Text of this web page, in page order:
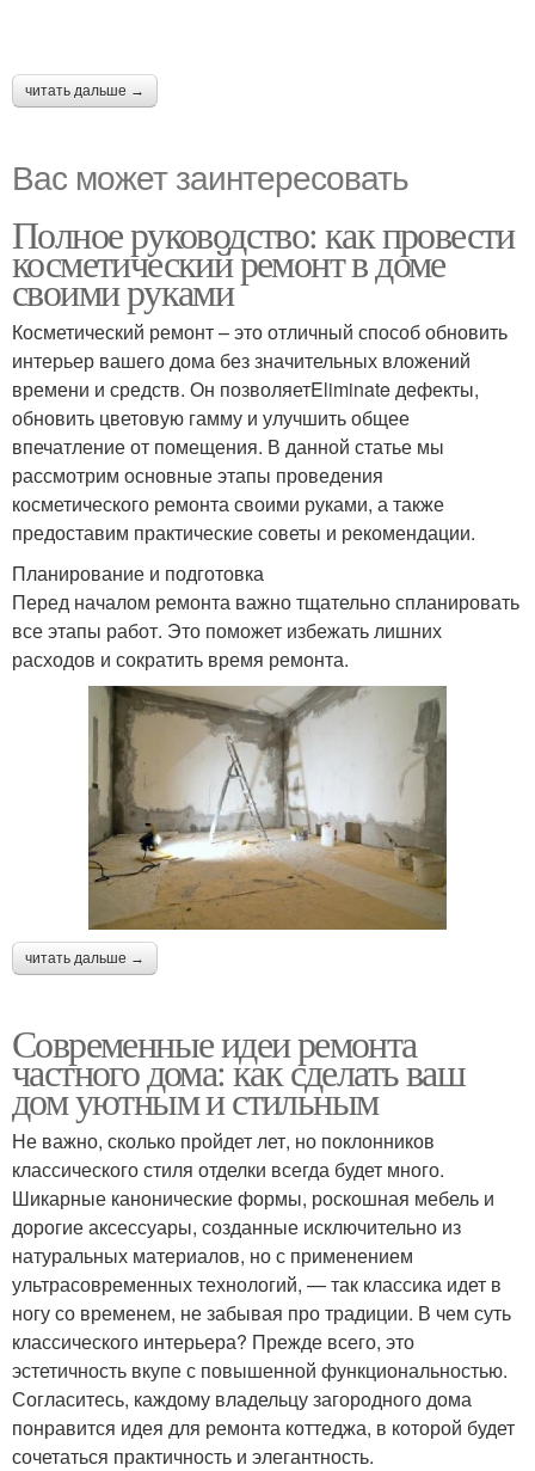
читать дальше →
Вас может заинтересовать
Полное руководство: как провести
косметический ремонт в доме
своими руками
Косметический ремонт – это отличный способ обновить
интерьер вашего дома без значительных вложений
времени и средств. Он позволяетEliminate дефекты,
обновить цветовую гамму и улучшить общее
впечатление от помещения. В данной статье мы
рассмотрим основные этапы проведения
косметического ремонта своими руками, а также
предоставим практические советы и рекомендации.
Планирование и подготовка
Перед началом ремонта важно тщательно спланировать
все этапы работ. Это поможет избежать лишних
расходов и сократить время ремонта.
читать дальше →
Современные идеи ремонта
частного дома: как сделать ваш
дом уютным и стильным
Не важно, сколько пройдет лет, но поклонников
классического стиля отделки всегда будет много.
Шикарные канонические формы, роскошная мебель и
дорогие аксессуары, созданные исключительно из
натуральных материалов, но с применением
ультрасовременных технологий, — так классика идет в
ногу со временем, не забывая про традиции. В чем суть
классического интерьера? Прежде всего, это
эстетичность вкупе с повышенной функциональностью.
Согласитесь, каждому владельцу загородного дома
понравится идея для ремонта коттеджа, в которой будет
сочетаться практичность и элегантность.